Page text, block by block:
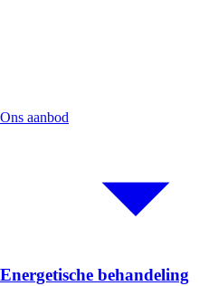
Ons aanbod
Energetische behandeling